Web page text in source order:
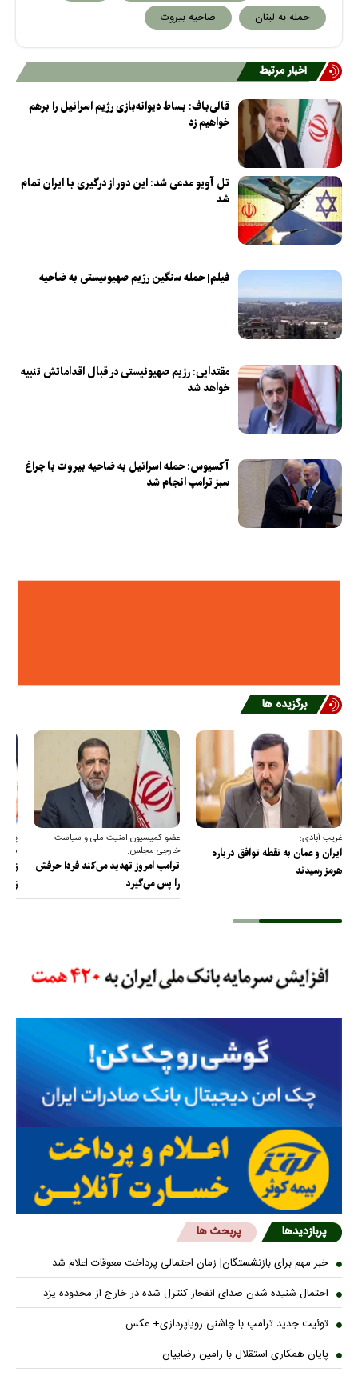
حمله به لبنان
ضاحیه بیروت
اخبار مرتبط
قالی‌باف: بساط دیوانه‌بازی رژیم اسرائیل را برهم
خواهیم زد
تل آویو مدعی شد: این دور از درگیری با ایران تمام
شد
فیلم| حمله سنگین رژیم صهیونیستی به ضاحیه
مقتدایی: رژیم صهیونیستی در قبال اقداماتش تنبیه
خواهد شد
آکسیوس: حمله اسرائیل به ضاحیه بیروت با چراغ
سبز ترامپ انجام شد
برگزیده ها
غریب آبادی:
ایران و عمان به نقطه توافق درباره
هرمز رسیدند
عضو کمیسیون امنیت ملی و سیاست
خارجی مجلس:
ترامپ امروز تهدید می‌کند فردا حرفش
را پس می‌گیرد
پربازدیدها پربحث ها
خبر مهم برای بازنشستگان| زمان احتمالی پرداخت معوقات اعلام شد
احتمال شنیده شدن صدای انفجار کنترل شده در خارج از محدوده یزد
توئیت جدید ترامپ با چاشنی رویاپردازی+ عکس
پایان همکاری استقلال با رامین رضاییان